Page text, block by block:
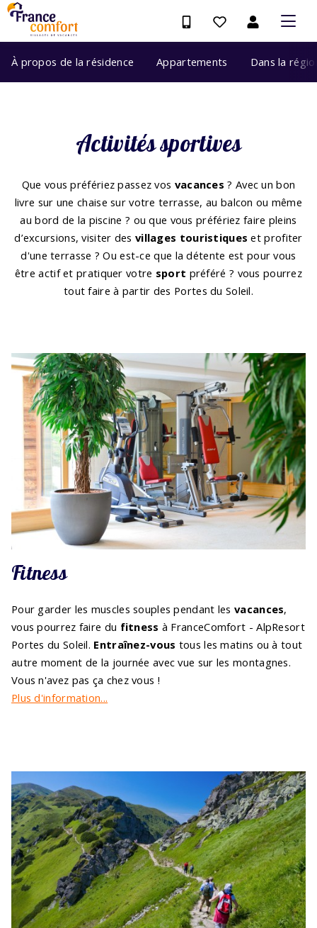
À propos de la résidence Appartements Dans la
Activités sportives
Que vous préfériez passez vos vacances? Avec un bon
livre sur une chaise sur votre terrasse, au balcon ou même
au bord de la piscine ? ou que vous préfériez faire pleins
d’excursions, visiter des villages touristiques et profiter
d'une terrasse ? Ou est-ce que la détente est pour vous
être actif et pratiquer votre sport préféré ? vous pourrez
tout faire à partir des Portes du Soleil.
Fitness
Pour garder les muscles souples pendant lesvacances,
vous pourrez faire du fitness à FranceComfort - AlpResort
Portes du Soleil. Entraînez-vous tous les matins ou à tout
autre moment de la journée avec vue sur les montagnes.
Vous n'avez pas ça chez vous !
Plus d'information...